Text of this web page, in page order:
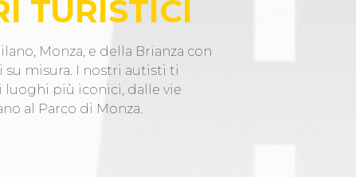
TURISTICI
Monza, e della Brianza con
misura. I nostri autisti ti
luoghi più iconici, dalle vie
al Parco di Monza.